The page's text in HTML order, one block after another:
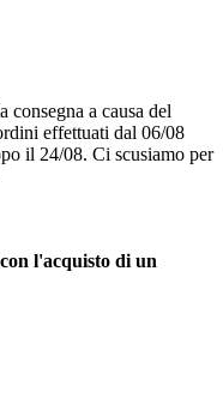
a causa del
effettuati dal 06/08
il 24/08. Ci scusiamo per
l'acquisto di un